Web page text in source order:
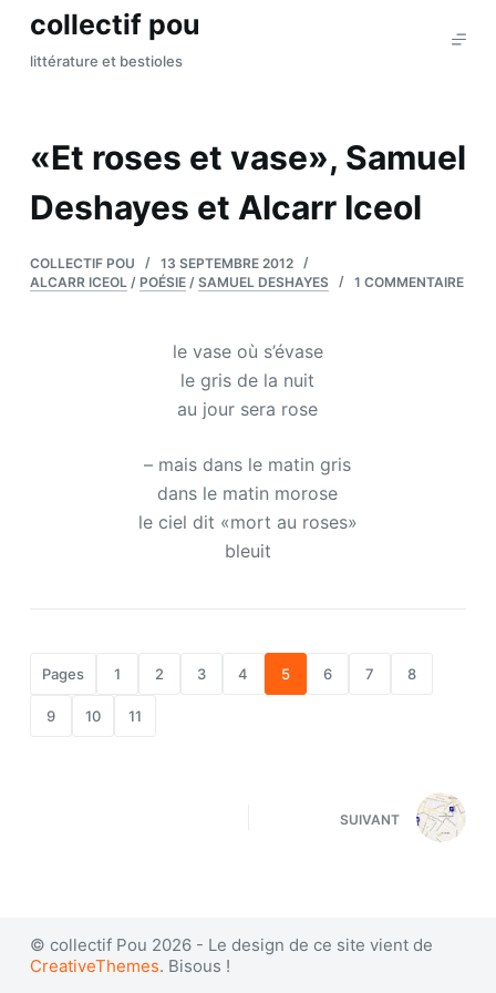
P
a
a
c
o
collectif pou
littérature et bestioles
«Et roses et vase», Samuel
Deshayes et Alcarr Iceol
COLLECTIF POU
13 SEPTEMBRE 2012
ALCARR ICEOL/ POÉSIE/ SAMUEL DESHAYES 1 COMMENTAIRE
le vase où s’évase
le gris de la nuit
au jour sera rose
– mais dans le matin gris
dans le matin morose
le ciel dit «mort au roses»
bleuit
Pages 1 2 3 4 5 6 7 8
9 10 11
SUIVANT
© collectif Pou 2026 - Le design de ce site vient de
CreativeThemes. Bisous !